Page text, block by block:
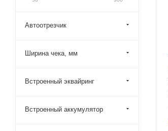
Автоотрезчик
Ширина чека, мм
Встроенный эквайринг
Встроенный аккумулятор